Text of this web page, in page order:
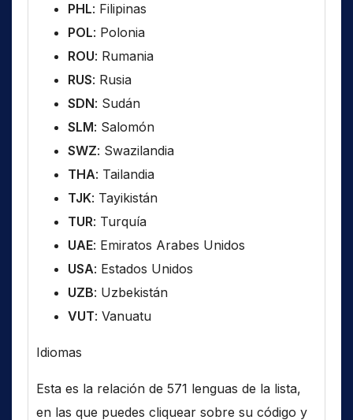
PHL: Filipinas
POL: Polonia
ROU: Rumania
RUS: Rusia
SDN: Sudán
SLM: Salomón
SWZ: Swazilandia
THA: Tailandia
TJK: Tayikistán
TUR: Turquía
UAE: Emiratos Arabes Unidos
USA: Estados Unidos
UZB: Uzbekistán
VUT: Vanuatu
Idiomas
Esta es la relación de 571 lenguas de la lista,
en las que puedes cliquear sobre su código y